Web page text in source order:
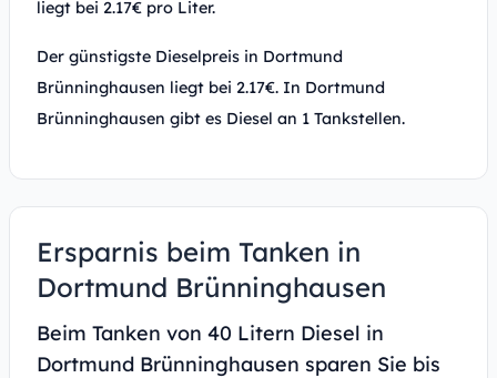
liegt bei 2.17€ pro Liter.
Der günstigste Dieselpreis in Dortmund
Brünninghausen liegt bei 2.17€. In Dortmund
Brünninghausen gibt es Diesel an 1 Tankstellen.
Ersparnis beim Tanken in
Dortmund Brünninghausen
Beim Tanken von 40 Litern Diesel in
Dortmund Brünninghausen sparen Sie bis